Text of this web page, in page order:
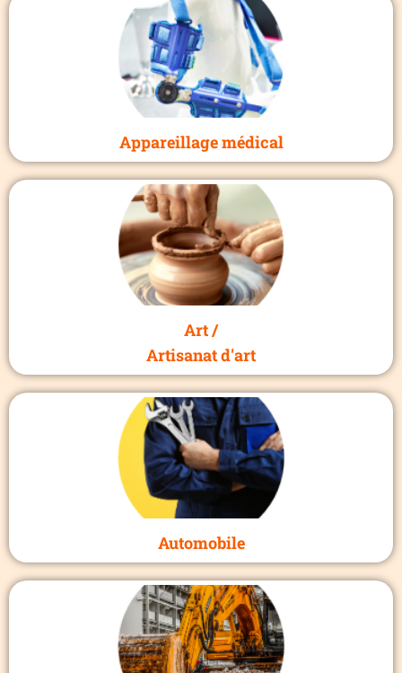
Appareillage médical
Art /
Artisanat d'art
Automobile